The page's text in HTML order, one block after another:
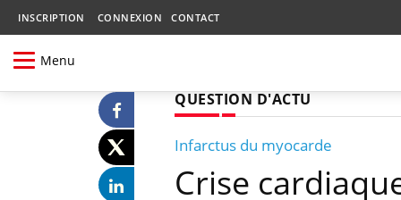
INSCRIPTION CONNEXION CONTACT
Menu
QUESTION D'ACTU
Infarctus du myocarde
Crise